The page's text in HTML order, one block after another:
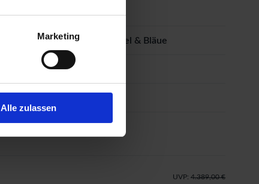
Marketing
Alle zulassen
Imprägnierung gegen Schimmel & Bläue
Farbanstrich
UVP: 4.389,00 €